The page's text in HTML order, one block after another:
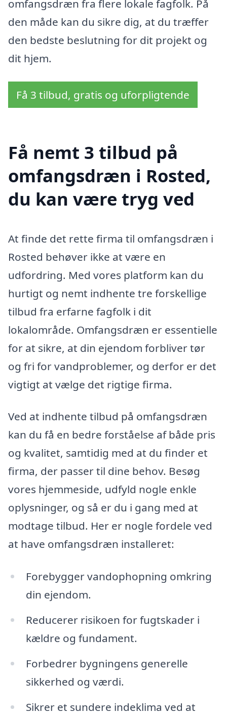
omfangsdræn fra flere lokale fagfolk. På
den måde kan du sikre dig, at du træffer
den bedste beslutning for dit projekt og
dit hjem.
Få 3 tilbud, gratis og uforpligtende
Få nemt 3 tilbud på
omfangsdræn i Rosted,
du kan være tryg ved
At finde det rette firma til omfangsdræn i
Rosted behøver ikke at være en
udfordring. Med vores platform kan du
hurtigt og nemt indhente tre forskellige
tilbud fra erfarne fagfolk i dit
lokalområde. Omfangsdræn er essentielle
for at sikre, at din ejendom forbliver tør
og fri for vandproblemer, og derfor er det
vigtigt at vælge det rigtige firma.
Ved at indhente tilbud på omfangsdræn
kan du få en bedre forståelse af både pris
og kvalitet, samtidig med at du finder et
firma, der passer til dine behov. Besøg
vores hjemmeside, udfyld nogle enkle
oplysninger, og så er du i gang med at
modtage tilbud. Her er nogle fordele ved
at have omfangsdræn installeret:
Forebygger vandophopning omkring
din ejendom.
Reducerer risikoen for fugtskader i
kældre og fundament.
Forbedrer bygningens generelle
sikkerhed og værdi.
Sikrer et sundere indeklima ved at